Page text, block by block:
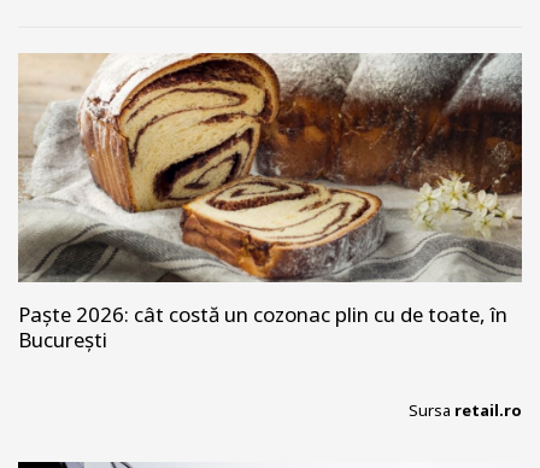
Paște 2026: cât costă un cozonac plin cu de toate, în
București
Sursa retail.ro